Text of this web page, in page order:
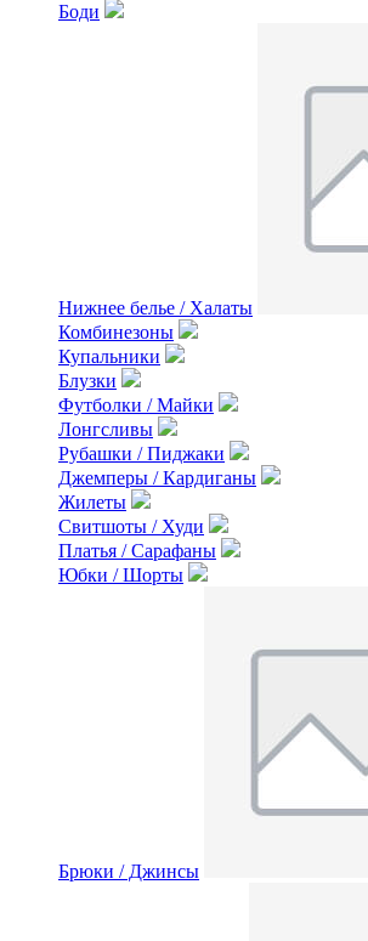
Боди
Нижнее белье / Халаты
Комбинезоны
Купальники
Блузки
Футболки / Майки
Лонгсливы
Рубашки / Пиджаки
Джемперы / Кардиганы
Жилеты
Свитшоты / Худи
Платья / Сарафаны
Юбки / Шорты
Брюки / Джинсы